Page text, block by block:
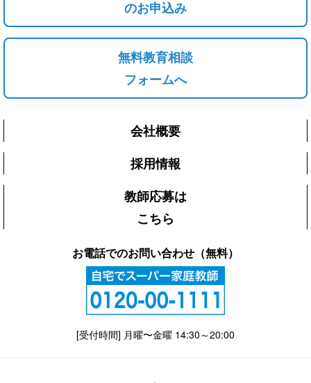
のお申込み
無料教育相談
フォームへ
会社概要
採用情報
教師応募は
こちら
お電話でのお問い合わせ（無料）
[受付時間] 月曜〜金曜 14:30～20:00